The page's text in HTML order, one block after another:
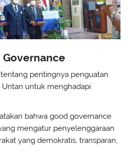
Governance
pentingnya penguatan
untuk menghadapi
bahwa good governance
mengatur penyelenggaraan
yang demokratis, transparan,